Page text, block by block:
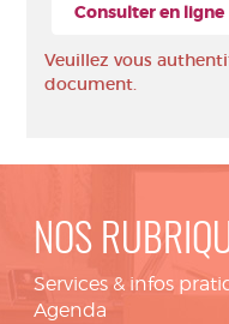
Consulter en ligne
Veuillez vous
document.
NOS
Services & infos
Agenda